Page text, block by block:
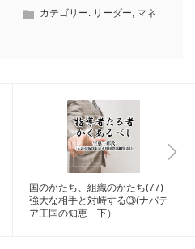
カテゴリー: リーダー マネ
国のかたち、組織のかたち(77)
強大な相手と対峙する③(ナバテ
ア王国の知恵 下）